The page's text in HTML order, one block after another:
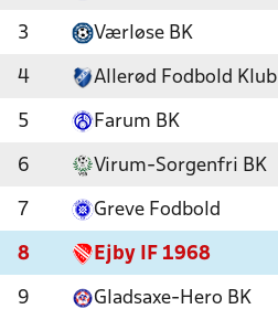
3 Værløse BK
4 Allerød Fodbold Klub
5 Farum BK
6 Virum-Sorgenfri BK
7 Greve Fodbold
8 Ejby IF 1968
9 Gladsaxe-Hero BK